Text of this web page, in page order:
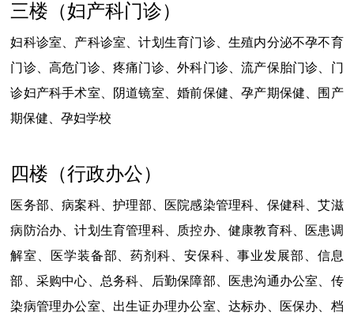
三楼（妇产科门诊）
妇科诊室、产科诊室、计划生育门诊、生殖内分泌不孕不育
门诊、高危门诊、疼痛门诊、外科门诊、流产保胎门诊、门
诊妇产科手术室、阴道镜室、婚前保健、孕产期保健、围产
期保健、孕妇学校
四楼（行政办公）
医务部、病案科、护理部、 医院感染管理科、 保健科、艾滋
病防治办、计划生育管理科、
质控办、健康教育科、医患调
解室、
医学装备部、药剂科、 安保科、事业发展部、信息
部、采购中心、 总务科、后勤保障部、医患沟通办公室、传
染病管理办公室、出生证办理办公室、 达标办、医保办、 档